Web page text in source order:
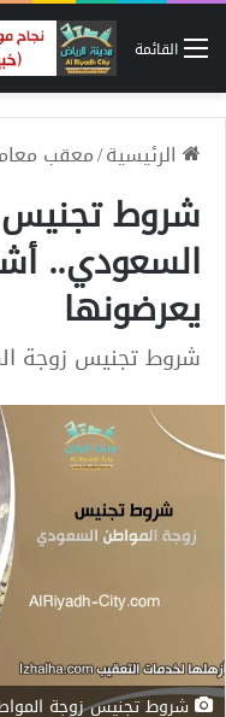
القائمة
الرئيسية/معقب
شروط تجنيس
السعودي..
يعرضونها
شروط تجنيس زوجة
شروط تجنيس زوجة